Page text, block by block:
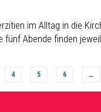
im Alltag in die
Abende finden
4 5 6 …